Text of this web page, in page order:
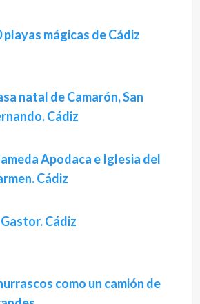
playas mágicas de Cádiz
natal de Camarón, San
Cádiz
Apodaca e Iglesia del
Cádiz
Gastor. Cádiz
como un camión de